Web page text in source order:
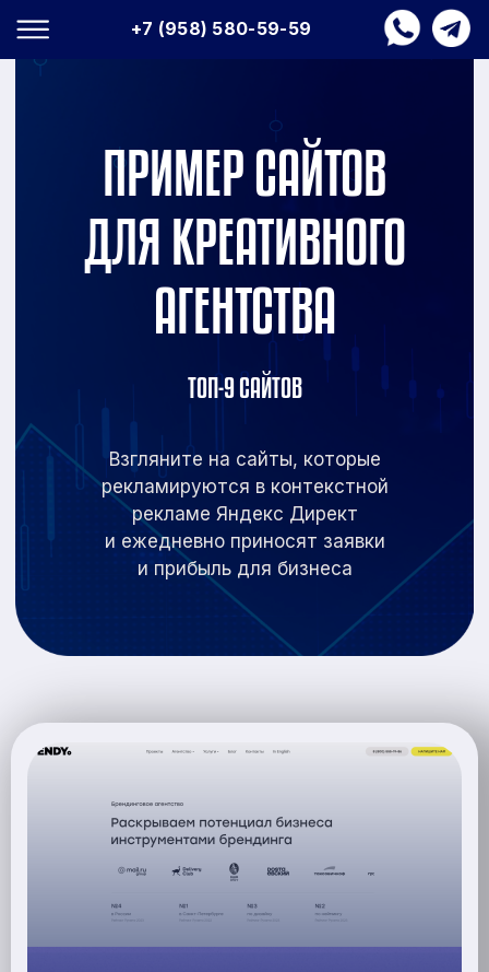
+7 (958) 580-59-59
ПРИМЕР САЙТОВ
ДЛЯ КРЕАТИВНОГО
АГЕНТСТВА
ТОП-9 САЙТОВ
Взгляните на сайты, которые
рекламируются в контекстной
рекламе Яндекс Директ
и ежедневно приносят заявки
и прибыль для бизнеса